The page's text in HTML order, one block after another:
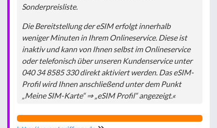
Sonderpreisliste.
Die Bereitstellung der eSIM erfolgt innerhalb
weniger Minuten in Ihrem Onlineservice. Diese ist
inaktiv und kann von Ihnen selbst im Onlineservice
oder telefonisch über unseren Kundenservice unter
040 34 8585 330 direkt aktiviert werden. Das eSIM-
Profil wird Ihnen anschließend unter dem Punkt
„Meine SIM-Karte“ ⇒ „eSIM Profil“ angezeigt.«